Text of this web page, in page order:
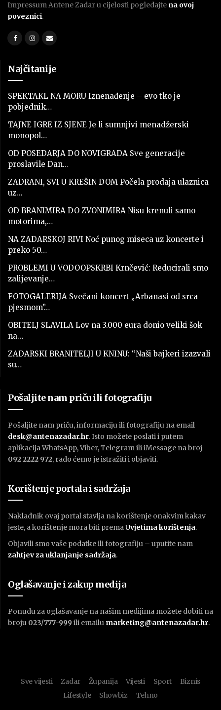
Impressum Antene Zadar u cijelosti pogledajte na ovoj
poveznici.
Najčitanije
SPEKTAKL NA MORU Iznenađenje – evo tko je
pobjednik…
TAJNE IGRE IZ SJENE Je li sumnjivi menadžerski
monopol…
OD POSEDARJA DO NOVIGRADA Sve generacije
proslavile Dan…
ZADRANI, SVI U KREŠIN DOM Počela prodaja ulaznica
uz…
OD BRANIMIRA DO ZVONIMIRA Nisu krenuli samo
motorima,…
NA ZADARSKOJ RIVI Noć punog miseca uz koncerte i
preko 50…
PROBLEMI U VODOOPSKRBI Krnčević: Reducirali smo
zalijevanje…
FOTOGALERIJA Svečani koncert „Arbanasi od srca
pjesmom”…
OBITELJ SLAVILA Lov na 3.000 eura donio veliki šok
na…
ZADARSKI BRANITELJI U KNINU: “Naši bajkeri izazvali
su…
Pošaljite nam priču ili fotografiju
Pošaljite nam priču, informaciju ili fotografiju na email
desk@antenazadar.hr. Isto možete poslati i putem
aplikacija WhatsApp, Viber, Telegram ili iMessage na broj
092 2222 972, rado ćemo je istražiti i objaviti.
Korištenje portala i sadržaja
Nakladnik ovaj portal stavlja na korištenje onakvim kakav
jeste, a korištenje mora biti premaUvjetima korištenja.
Objavili smo vaše podatke ili fotografiju – uputite nam
zahtjev za uklanjanje sadržaja.
Oglašavanje i zakup medija
Ponudu za oglašavanje na našim medijima možete dobiti na
broju 023/777-999 ili emailu marketing@antenazadar.hr.
Sve vijesti Zadar Županija Vijesti Sport
Biznis
Lifestyle
Showbiz Tehno